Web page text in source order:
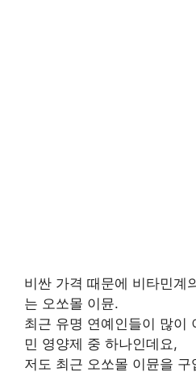
비싼 가격 때문에 비타민계
는 오쏘몰 이뮨.
최근 유명 연예인들이 많이
민 영양제 중 하나인데요,
저도 최근 오쏘몰 이뮨을